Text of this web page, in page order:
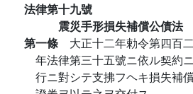
法律第十九號
震災手形損失補償公債法
第一條 大正十二年勅令第四百
年法律第三十五號ニ依ル契約
行ニ對シテ支拂フヘキ損失補